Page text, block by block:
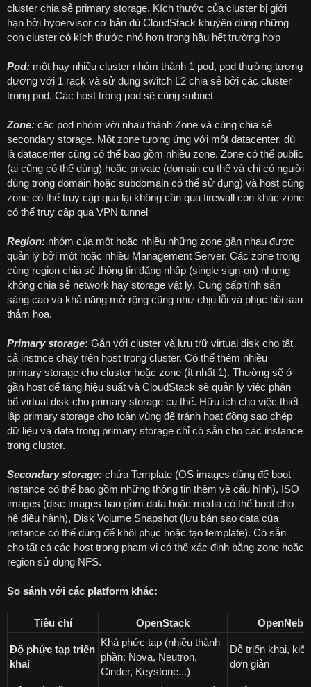
cluster chia sẻ primary storage. Kích thước của cluster bị giới
hạn bởi hyoervisor cơ bản dù CloudStack khuyên dùng những
con cluster có kích thước nhỏ hơn trong hầu hết trường hợp
Pod: một hay nhiều cluster nhóm thành 1 pod, pod thường tương
đương với 1 rack và sử dụng switch L2 chia sẻ bởi các cluster
trong pod. Các host trong pod sẽ cùng subnet
Zone: các pod nhóm với nhau thành Zone và cùng chia sẻ
secondary storage. Một zone tương ứng với một datacenter, dù
là datacenter cũng có thể bao gồm nhiều zone. Zone có thể public
(ai cũng có thể dùng) hoặc private (domain cụ thể và chỉ có người
dùng trong domain hoặc subdomain có thể sử dụng) và host cùng
zone có thể truy cập qua lại không cần qua firewall còn khác zone
có thể truy cập qua VPN tunnel
Region: nhóm của một hoặc nhiều những zone gần nhau được
quản lý bởi một hoặc nhiều Management Server. Các zone trong
cùng region chia sẻ thông tin đăng nhập (single sign-on) nhưng
không chia sẻ network hay storage vật lý. Cung cấp tính sẵn
sàng cao và khả năng mở rộng cũng như chịu lỗi và phục hồi sau
thảm họa.
Primary storage: Gắn với cluster và lưu trữ virtual disk cho tất
cả instnce chạy trên host trong cluster. Có thể thêm nhiều
primary storage cho cluster hoặc zone (ít nhất 1). Thường sẽ ở
gần host để tăng hiệu suất và CloudStack sẽ quản lý việc phân
bổ virtual disk cho primary storage cụ thể. Hữu ích cho việc thiết
lập primary storage cho toàn vùng để tránh hoạt động sao chép
dữ liệu và data trong primary storage chỉ có sẵn cho các instance
trong cluster.
Secondary storage: chứa Template (OS images dùng để boot
instance có thể bao gồm những thông tin thêm về cấu hình), ISO
images (disc images bao gồm data hoặc media có thể boot cho
hệ điều hành), Disk Volume Snapshot (lưu bản sao data của
instance có thể dùng để khôi phục hoặc tạo template). Có sẵn
cho tất cả các host trong phạm vi có thể xác định bằng zone hoặc
region sử dụng NFS.
So sánh với các platform khác:
Tiêu chí OpenStack
Độ phức tạp triển
khai
Khá phức tạp (nhiều thành
phần: Nova, Neutron,
Cinder, Keystone...)
Dễ triển khai,
đơn giản